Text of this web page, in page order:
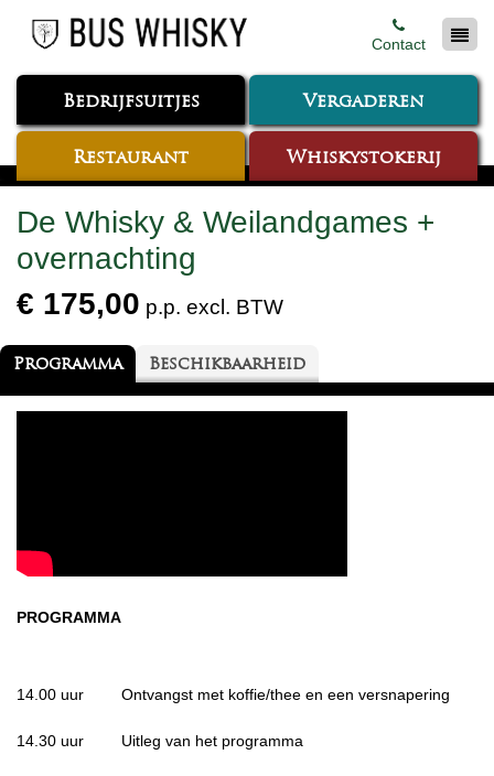
Contact
Bedrijfsuitjes Vergaderen
Restaurant Whiskystokerij
De Whisky & Weilandgames +
overnachting
€ 175,00 p.p. excl. BTW
Programma Beschikbaarheid
PROGRAMMA
14.00 uur Ontvangst met koffie/thee en een versnapering
14.30 uur Uitleg van het programma